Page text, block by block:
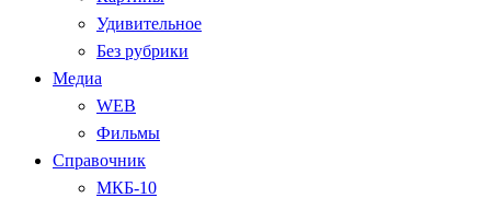
Удивительное
Без рубрики
Медиа
WEB
Фильмы
Справочник
МКБ-10